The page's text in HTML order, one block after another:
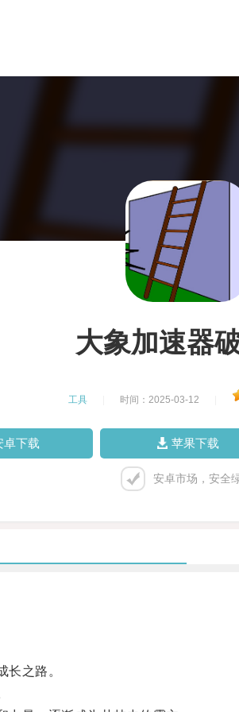
大象加速器
工具 时间：2025-03-12
卓下载 苹果下载
安卓市场，安全
之路。